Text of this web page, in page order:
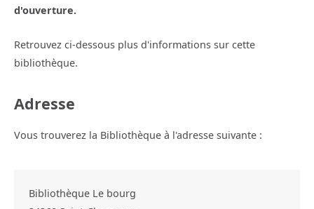
d'ouverture.
Retrouvez ci-dessous plus d'informations sur cette
bibliothèque.
Adresse
Vous trouverez la Bibliothèque à l'adresse suivante :
Bibliothèque Le bourg